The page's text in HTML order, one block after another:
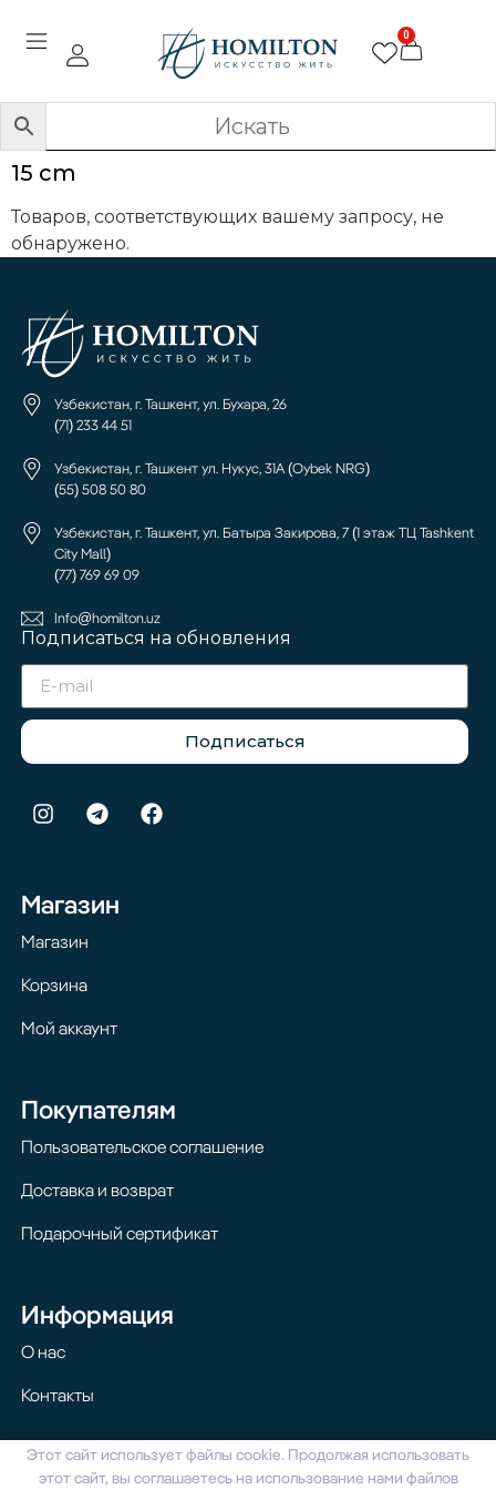
0
15 cm
Товаров, соответствующих вашему запросу, не
обнаружено.
Узбекистан, г. Ташкент, ул. Бухара, 26
(71) 233 44 51
Узбекистан, г. Ташкент ул. Нукус, 31А (Oybek NRG)
(55) 508 50 80
Узбекистан, г. Ташкент, ул. Батыра Закирова, 7 (1 этаж ТЦ Tashkent
City Mall)
(77) 769 69 09
Info@homilton.uz
Подписаться на обновления
Подписаться
Магазин
Магазин
Корзина
Мой аккаунт
Покупателям
Пользовательское соглашение
Доставка и возврат
Подарочный сертификат
Информация
О нас
Контакты
© 2024 Homilton. Все права защищены
Этот сайт использует файлы cookie. Продолжая использовать
этот сайт, вы соглашаетесь на использование нами файлов